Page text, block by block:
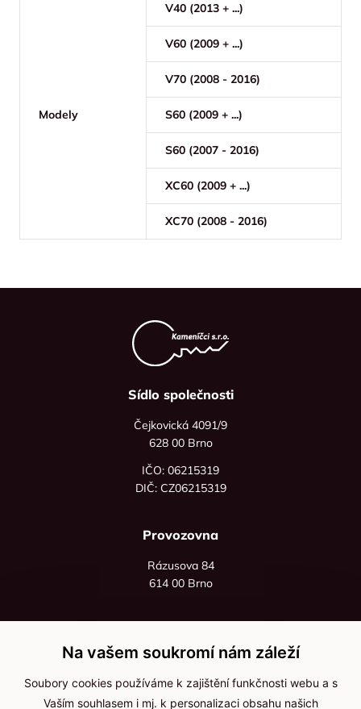
Modely
V40 (2013 + ...)
V60 (2009 + ...)
V70 (2008 - 2016)
S60 (2009 + ...)
S60 (2007 - 2016)
XC60 (2009 + ...)
XC70 (2008 - 2016)
Sídlo společnosti
Čejkovická 4091/9
628 00 Brno
IČO: 06215319
DIČ: CZ06215319
Provozovna
Rázusova 84
614 00 Brno
+420 736 535 066
Po - pá: 8:00 - 16:00
info@jma-kam.cz
Na vašem soukromí nám záleží
Soubory cookies používáme k zajištění funkčnosti webu a s
Vaším souhlasem i mj. k personalizaci obsahu našich